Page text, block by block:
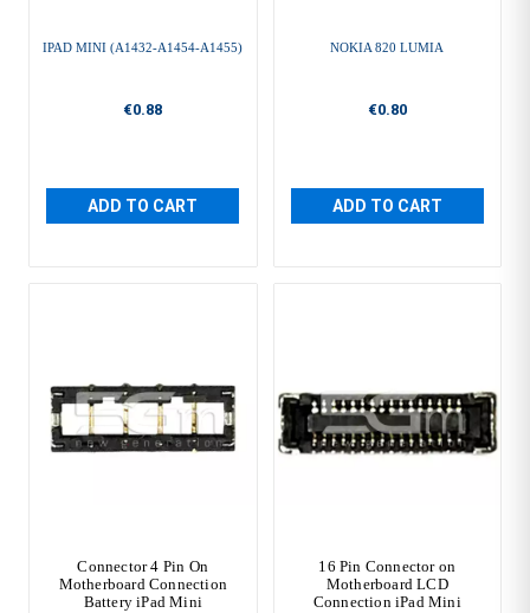
IPAD MINI (A1432-A1454-A1455)
€0.88
ADD TO CART
NOKIA 820 LUMIA
€0.80
ADD TO CART
Connector 4 Pin On
Motherboard Connection
Battery iPad Mini
16 Pin Connector on
Motherboard LCD
Connection iPad Mini